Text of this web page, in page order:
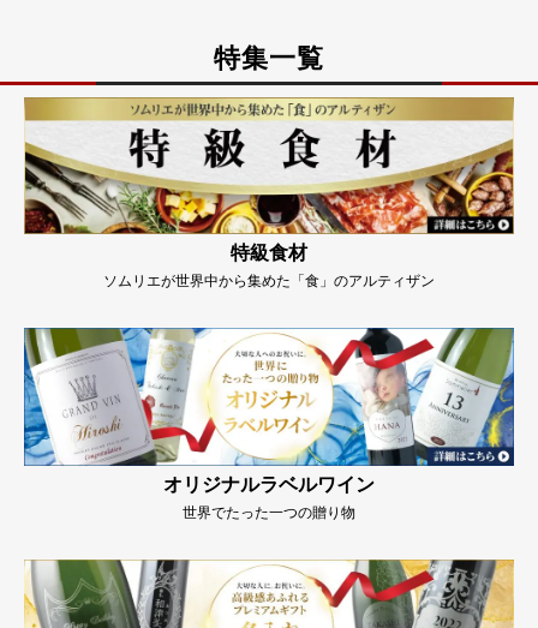
特集一覧
特級食材
ソムリエが世界中から集めた「食」のアルティザン
オリジナルラベルワイン
世界でたった一つの贈り物